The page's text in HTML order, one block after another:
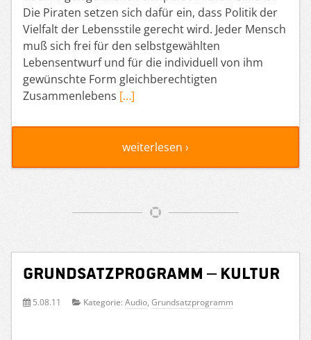
Die Piraten setzen sich dafür ein, dass Politik der
Vielfalt der Lebensstile gerecht wird. Jeder Mensch
muß sich frei für den selbstgewählten
Lebensentwurf und für die individuell von ihm
gewünschte Form gleichberechtigten
Zusammenlebens […]
weiterlesen ›
Grundsatzprogramm – Kultur
5.08.11 Kategorie: Audio, Grundsatzprogramm